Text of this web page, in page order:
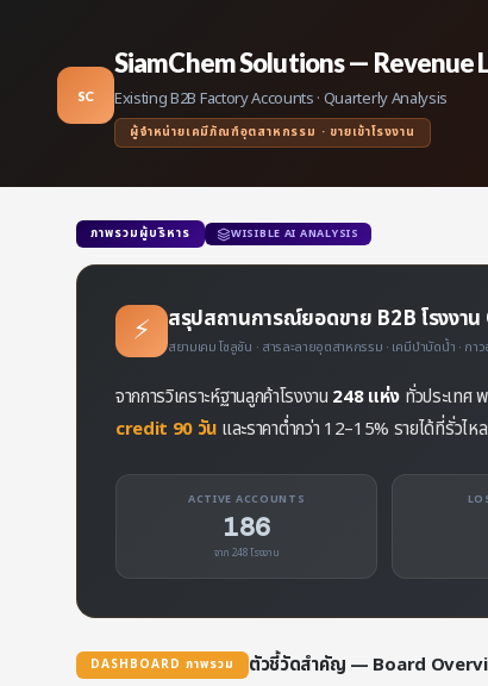
SC
SiamChem Solutions — Revenue
Existing B2B Factory Accounts · Quarterly Analysis
ผู้จำหน่ายเคมีภัณฑ์อุตสาหกรรม · ขายเข้าโรงงาน
ภาพรวมผู้บริหาร WISIBLE AI ANALYSIS
⚡ สรุปสถานการณ์ยอดขาย B2B โรงงา
สยามเคม โซลูชัน · สารละลายอุตสาหกรรม · เคมีบำบัดน้ำ · ก
จากการวิเคราะห์ฐานลูกค้าโรงงาน 248 แห่ง ทั่วประเทศ
credit 90 วัน และราคาต่ำกว่า 12–15% รายได้ที่รั่วไห
ACTIVE ACCOUNTS
186
จาก 248 โรงงาน
DASHBOARD ภาพรวม ตัวชี้วัดสำคัญ — Board